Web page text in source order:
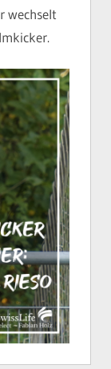
wechselt